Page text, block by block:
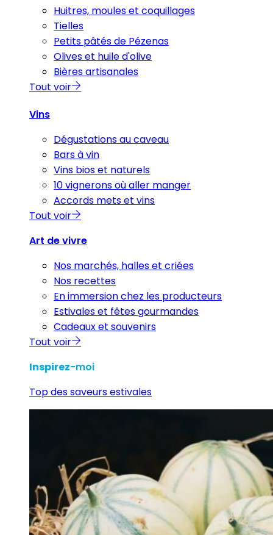
Huitres, moules et coquillages
Tielles
Petits pâtés de Pézenas
Olives et huile d'olive
Bières artisanales
Tout voir
Vins
Dégustations au caveau
Bars à vin
Vins bios et naturels
10 vignerons où aller manger
Accords mets et vins
Tout voir
Art de vivre
Nos marchés, halles et criées
Nos recettes
En immersion chez les producteurs
Estivales et fêtes gourmandes
Cadeaux et souvenirs
Tout voir
Inspirez-moi
Top des saveurs estivales